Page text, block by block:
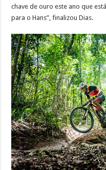
chave de ouro este ano que
para o Hans”, finalizou Dias.